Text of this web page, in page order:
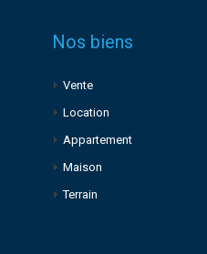
Nos biens
Vente
Location
Appartement
Maison
Terrain